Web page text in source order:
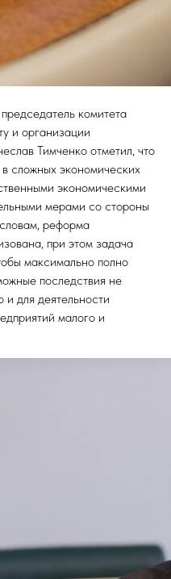
комитета
и организации
Тимченко отметил, что
сложных экономических
экономическими
мерами со стороны
реформа
при этом задача
максимально полно
последствия не
и для деятельности
малого и